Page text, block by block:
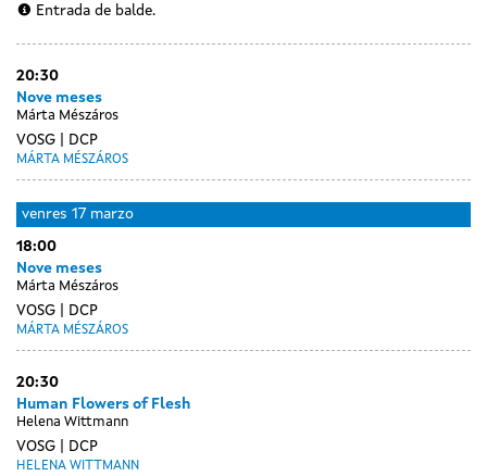
Entrada de balde.
20:30
Nove meses
Márta Mészáros
VOSG DCP
MÁRTA MÉSZÁROS
venres 17 marzo
18:00
Nove meses
Márta Mészáros
VOSG DCP
MÁRTA MÉSZÁROS
20:30
Human Flowers of Flesh
Helena Wittmann
VOSG DCP
HELENA WITTMANN